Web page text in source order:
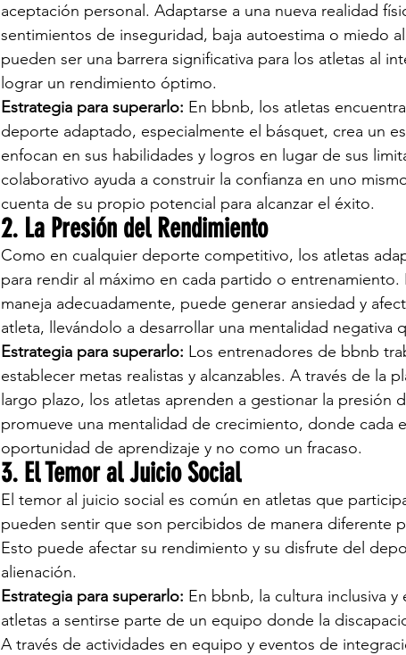
aceptación personal. Adaptarse a una nueva realidad
sentimientos de inseguridad, baja autoestima o miedo
pueden ser una barrera significativa para los atletas al
lograr un rendimiento óptimo.
Estrategia para superarlo: En bbnb, los atletas
deporte adaptado, especialmente el básquet, crea un
enfocan en sus habilidades y logros en lugar de sus
colaborativo ayuda a construir la confianza en uno
cuenta de su propio potencial para alcanzar el éxito.
2. La Presión del Rendimiento
Como en cualquier deporte competitivo, los atletas
para rendir al máximo en cada partido o
maneja adecuadamente, puede generar ansiedad y
atleta, llevándolo a desarrollar una mentalidad negativa
Estrategia para superarlo: Los entrenadores de bbnb
establecer metas realistas y alcanzables. A través de la
largo plazo, los atletas aprenden a gestionar la presión
promueve una mentalidad de crecimiento, donde cada
oportunidad de aprendizaje y no como un fracaso.
3. El Temor al Juicio Social
El temor al juicio social es común en atletas que
pueden sentir que son percibidos de manera diferente
Esto puede afectar su rendimiento y su disfrute del
alienación.
Estrategia para superarlo: En bbnb, la cultura inclusiva
atletas a sentirse parte de un equipo donde la
A través de actividades en equipo y eventos de